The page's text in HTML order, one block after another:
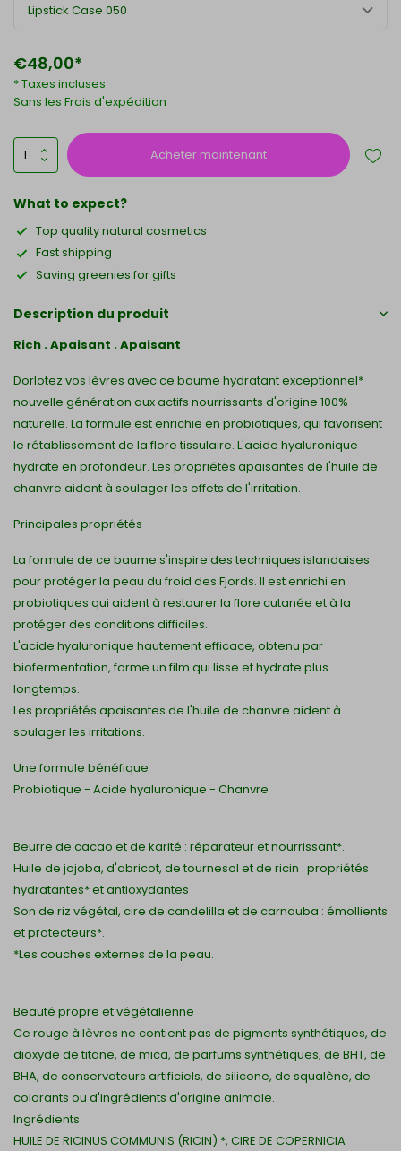
Lipstick Case 050
€48,00*
* Taxes incluses
Sans les Frais d'expédition
Acheter maintenant
What to expect?
Top quality natural cosmetics
Fast shipping
Saving greenies for gifts
Description du produit
Rich . Apaisant . Apaisant
Dorlotez vos lèvres avec ce baume hydratant exceptionnel*
nouvelle génération aux actifs nourrissants d'origine 100%
naturelle. La formule est enrichie en probiotiques, qui favorisent
le rétablissement de la flore tissulaire. L'acide hyaluronique
hydrate en profondeur. Les propriétés apaisantes de l'huile de
chanvre aident à soulager les effets de l'irritation.
Principales propriétés
La formule de ce baume s'inspire des techniques islandaises
pour protéger la peau du froid des Fjords. Il est enrichi en
probiotiques qui aident à restaurer la flore cutanée et à la
protéger des conditions difficiles.
L'acide hyaluronique hautement efficace, obtenu par
biofermentation, forme un film qui lisse et hydrate plus
longtemps.
Les propriétés apaisantes de l'huile de chanvre aident à
soulager les irritations.
Une formule bénéfique
Probiotique - Acide hyaluronique - Chanvre
Beurre de cacao et de karité : réparateur et nourrissant*.
Huile de jojoba, d'abricot, de tournesol et de ricin : propriétés
hydratantes* et antioxydantes
Son de riz végétal, cire de candelilla et de carnauba : émollients
et protecteurs*.
*Les couches externes de la peau.
Beauté propre et végétalienne
Ce rouge à lèvres ne contient pas de pigments synthétiques, de
dioxyde de titane, de mica, de parfums synthétiques, de BHT, de
BHA, de conservateurs artificiels, de silicone, de squalène, de
colorants ou d'ingrédients d'origine animale.
Ingrédients
HUILE DE RICINUS COMMUNIS (RICIN) *, CIRE DE COPERNICIA